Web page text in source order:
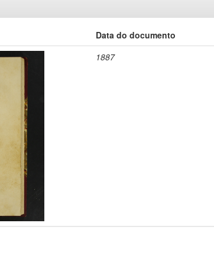
Data do documento
1887